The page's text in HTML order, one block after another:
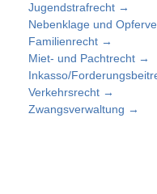
Jugendstrafrecht →
Nebenklage und
Familienrecht →
Miet- und Pachtrecht →
Inkasso/
Verkehrsrecht →
Zwangsverwaltung →